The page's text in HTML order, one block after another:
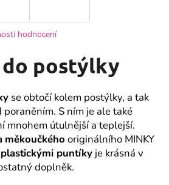
hodnocení
postýlky
se obtočí kolem postýlky, a tak
S ním je ale také
mnohem útulnější a teplejší.
měkoučkého originálního MINKY
plastickými puntíky je krásná v
doplněk.